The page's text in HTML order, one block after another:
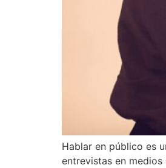
Hablar en público es
entrevistas en